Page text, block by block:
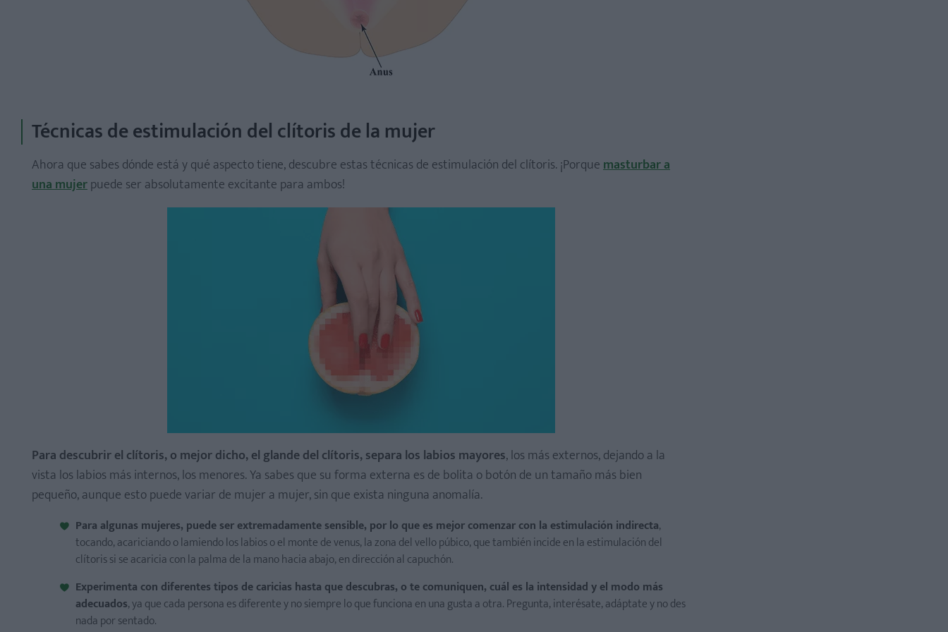
Técnicas de estimulación del clítoris de la mujer
Ahora que sabes dónde está y qué aspecto tiene, descubre estas técnicas de estimulación del clítoris. ¡Porquemasturbar a
una mujerpuede ser absolutamente excitante para ambos!
Para descubrir el clítoris, o mejor dicho, el glande del clítoris, separa los labios mayores, los más externos, dejando a la
vista los labios más internos, los menores. Ya sabes que su forma externa es de bolita o botón de un tamaño más bien
pequeño, aunque esto puede variar de mujer a mujer, sin que exista ninguna anomalía.
Para algunas mujeres, puede ser extremadamente sensible, por lo que es mejor comenzar con la estimulación indirecta,
tocando, acariciando o lamiendo los labios o el monte de venus, la zona del vello púbico, que también incide en la estimulación del
clítoris si se acaricia con la palma de la mano hacia abajo, en dirección al capuchón.
Experimenta con diferentes tipos de caricias hasta que descubras, o te comuniquen, cuál es la intensidad y el modo más
adecuados, ya que cada persona es diferente y no siempre lo que funciona en una gusta a otra. Pregunta, interésate, adáptate y no des
nada por sentado.